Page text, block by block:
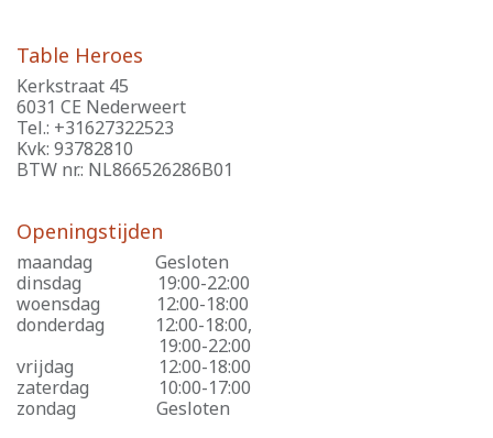
Table Heroes
Kerkstraat 45
6031 CE Nederweert
Tel.: +31627322523
Kvk: 93782810
BTW nr.: NL866526286B01
Openingstijden
maandag
​Gesloten
dinsdag
​19:00-22:00
woensdag
​12:00-18:00
donderdag
​12:00-18:00,
​19:00-22:00
vrijdag
​12:00-18:00
zaterdag
​10:00-17:00
zondag
​Gesloten